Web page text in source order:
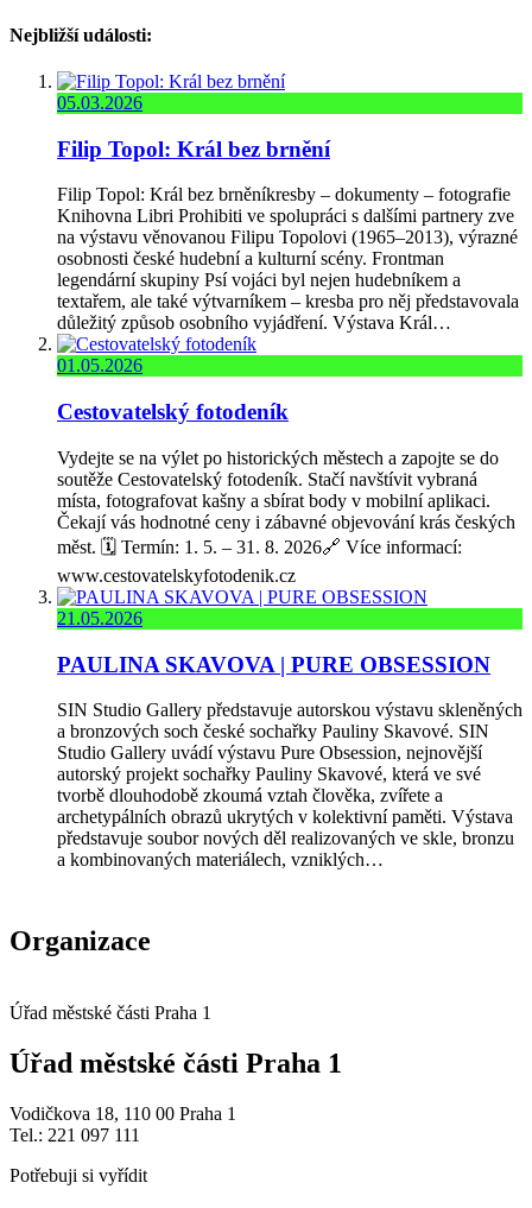
Nejbližší události:
05.03.2026
Filip Topol: Král bez brnění
Filip Topol: Král bez brněníkresby – dokumenty – fotografie
Knihovna Libri Prohibiti ve spolupráci s dalšími partnery zve
na výstavu věnovanou Filipu Topolovi (1965–2013), výrazné
osobnosti české hudební a kulturní scény. Frontman
legendární skupiny Psí vojáci byl nejen hudebníkem a
textařem, ale také výtvarníkem – kresba pro něj představovala
důležitý způsob osobního vyjádření. Výstava Král…
01.05.2026
Cestovatelský fotodeník
Vydejte se na výlet po historických městech a zapojte se do
soutěže Cestovatelský fotodeník. Stačí navštívit vybraná
místa, fotografovat kašny a sbírat body v mobilní aplikaci.
Čekají vás hodnotné ceny i zábavné objevování krás českých
měst. 🗓️ Termín: 1. 5. – 31. 8. 2026🔗 Více informací:
www.cestovatelskyfotodenik.cz
21.05.2026
PAULINA SKAVOVA | PURE OBSESSION
SIN Studio Gallery představuje autorskou výstavu skleněných
a bronzových soch české sochařky Pauliny Skavové. SIN
Studio Gallery uvádí výstavu Pure Obsession, nejnovější
autorský projekt sochařky Pauliny Skavové, která ve své
tvorbě dlouhodobě zkoumá vztah člověka, zvířete a
archetypálních obrazů ukrytých v kolektivní paměti. Výstava
představuje soubor nových děl realizovaných ve skle, bronzu
a kombinovaných materiálech, vzniklých…
Organizace
Úřad městské části Praha 1
Úřad městské části Praha 1
Vodičkova 18, 110 00 Praha 1
Tel.: 221 097 111
Potřebuji si vyřídit